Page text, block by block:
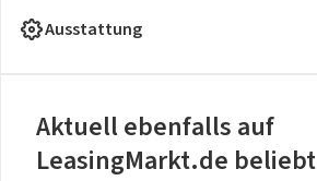
Ausstattung
Aktuell ebenfalls auf
LeasingMarkt.de beliebt